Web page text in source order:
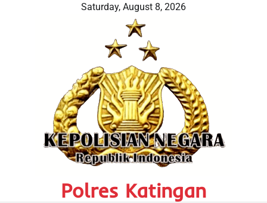
Saturday, August 8, 2026
Polres Katingan